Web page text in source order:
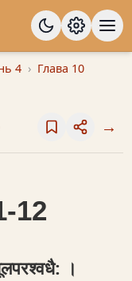
4
Глава 10
→
12
।